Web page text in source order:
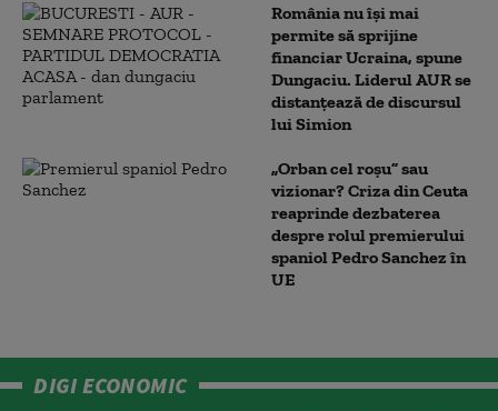
România nu își mai
permite să sprijine
financiar Ucraina, spune
Dungaciu. Liderul AUR se
distanțează de discursul
lui Simion
„Orban cel roșu” sau
vizionar? Criza din Ceuta
reaprinde dezbaterea
despre rolul premierului
spaniol Pedro Sanchez în
UE
DIGI ECONOMIC